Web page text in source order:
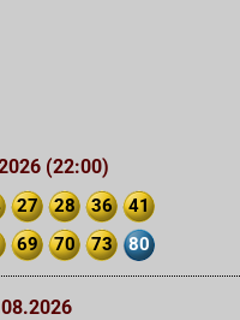
(22:00)
27 28 36
41
69 70 73 80